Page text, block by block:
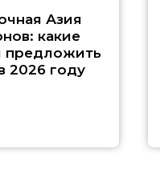
Азия
какие
предложить
2026 году